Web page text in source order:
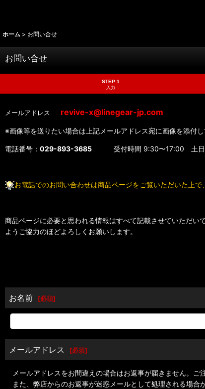
ホーム > お問い合せ
お問い合せ
STEP 1
入力
メールアドレス revive-x@linegear-jp.com
※画像等を送りたい場合は上記メールアドレス宛に画像を添付し
電話番号： 029-893-3685 受付時間 9:30〜17:00 土日
お電話でのお問い合わせは商品ページをご覧いただいた上
商品ページに必要と思われる情報はすべて記載させていただい
ようご協力のほどよろしくお願いします。
お名前 [必須]
メールアドレス [必須]
メールアドレスをお間違えの場合はお返事が届きません。ご
また、弊店からのお返事が迷惑メールとして処理される場合